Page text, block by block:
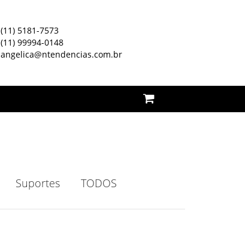
(11) 5181-7573
(11) 99994-0148
angelica@ntendencias.com.br
Suportes TODOS